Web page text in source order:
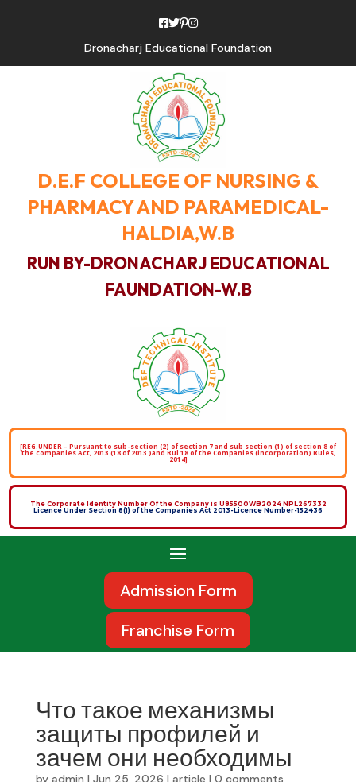
Dronacharj Educational Foundation
D.E.F COLLEGE OF NURSING &
PHARMACY AND PARAMEDICAL-
HALDIA,W.B
RUN BY-DRONACHARJ EDUCATIONAL
FAUNDATION-W.B
[REG.UNDER – Pursuant to sub-section (2) of section 7 and sub section (1) of section 8 of
the companies Act, 2013 (18 of 2013 )and Rul 18 of the Companies (incorporation) Rules,
2014]
The Corporate Identity Number Of the Company is U85500WB2024 NPL267332
Licence Under Section 8(1) of the Companies Act 2013-Licence Number-152436
Admission Form
Franchise Form
Что такое механизмы
защиты профилей и
зачем они необходимы
by admin | Jun 25, 2026 | article | 0 comments